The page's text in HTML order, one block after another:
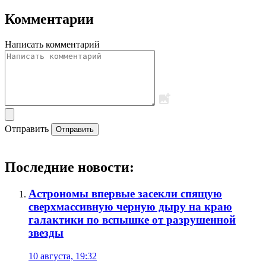
Комментарии
Написать комментарий
Отправить Отправить
Последние новости:
Астрономы впервые засекли спящую
сверхмассивную черную дыру на краю
галактики по вспышке от разрушенной
звезды
10 августа, 19:32